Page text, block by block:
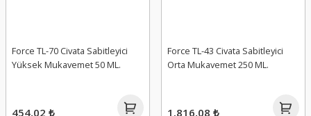
Force TL-70 Civata Sabitleyici
Yüksek Mukavemet 50 ML.
454,02 ₺
Force TL-43 Civata Sabitleyici
Orta Mukavemet 250 ML.
1.816,08 ₺